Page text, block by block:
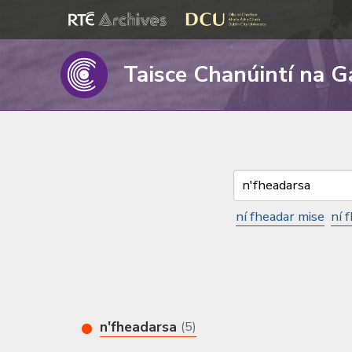
Taisce Chanúintí na
ní fheadar mise ní
n'fheadarsa (5)